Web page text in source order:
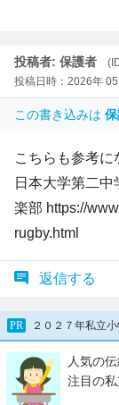
投稿者: 保護者
投稿日時：2026年
この書き込みは
こちらも参考に
日本大学第二
楽部 https://
rugby.html
返信する